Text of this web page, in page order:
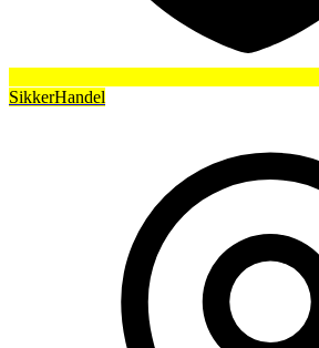
SikkerHandel